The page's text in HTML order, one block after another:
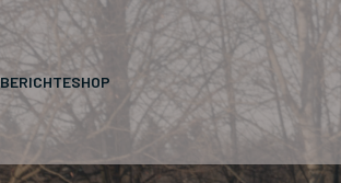
BERICHTESHOP